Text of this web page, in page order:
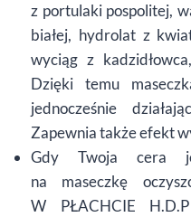
z portulaki pospolitej,
białej, hydrolat z
wyciąg z
Dzięki temu
jednocześnie
Zapewnia także efekt
Gdy Twoja cera
na maseczkę
W PŁACHCIE